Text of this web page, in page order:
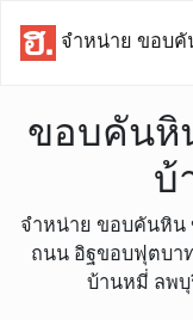
จำหน่าย ขอบคั
ขอบคันหิ
บ้
จำหน่าย ขอบคันหิน
ถนน อิฐขอบฟุตบา
บ้านหมี่ ลพ